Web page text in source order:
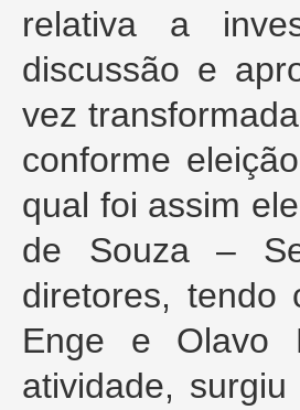
relativa a
discussão e
vez
conforme
qual foi assim
de Souza –
diretores, tendo
Enge e Olavo
atividade,